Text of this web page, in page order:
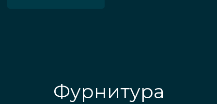
Фурнитура